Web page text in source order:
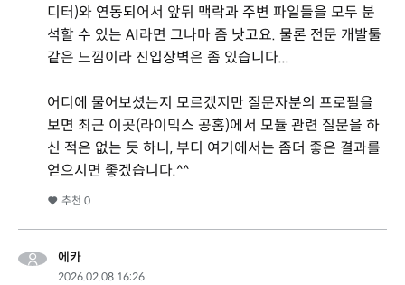
디터)와 연동되어서 앞뒤 맥락과 주변 파일들을 모두 분
석할 수 있는 AI라면 그나마 좀 낫고요. 물론 전문 개발툴
같은 느낌이라 진입장벽은 좀 있습니다...
어디에 물어보셨는지 모르겠지만 질문자분의 프로필을
보면 최근 이곳(라이믹스 공홈)에서 모듈 관련 질문을 하
신 적은 없는 듯 하니, 부디 여기에서는 좀더 좋은 결과를
얻으시면 좋겠습니다.^^
추천 0
에카
2026.02.08 16:26